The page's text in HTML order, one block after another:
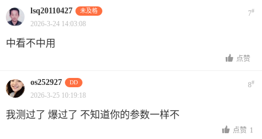
lsq20110427 未及格 7#
2026-3-24 14:03:08
中看不中用
点赞
os252927 DD 8#
2026-3-25 10:19:18
我测过了 爆过了 不知道你的参数一样不
点赞 1